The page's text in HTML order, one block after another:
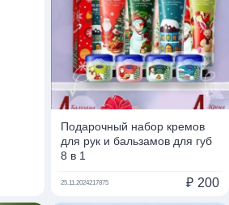
Подарочный набор кремов
для рук и бальзамов для губ
8 в 1
25.11.2024217875 ₽ 200